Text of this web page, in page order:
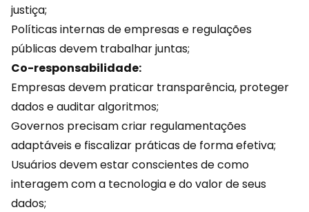
justiça;
Políticas internas de empresas e regulações
públicas devem trabalhar juntas;
Co-responsabilidade:
Empresas devem praticar transparência, proteger
dados e auditar algoritmos;
Governos precisam criar regulamentações
adaptáveis e fiscalizar práticas de forma efetiva;
Usuários devem estar conscientes de como
interagem com a tecnologia e do valor de seus
dados;